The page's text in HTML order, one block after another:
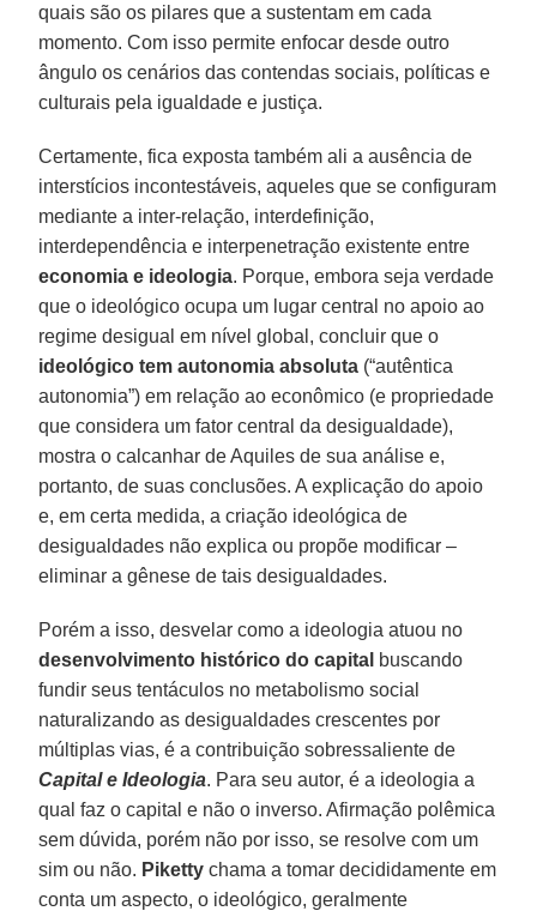
quais são os pilares que a sustentam em cada
momento. Com isso permite enfocar desde outro
ângulo os cenários das contendas sociais, políticas e
culturais pela igualdade e justiça.
Certamente, fica exposta também ali a ausência de
interstícios incontestáveis, aqueles que se configuram
mediante a inter-relação, interdefinição,
interdependência e interpenetração existente entre
economia e ideologia. Porque, embora seja verdade
que o ideológico ocupa um lugar central no apoio ao
regime desigual em nível global, concluir que o
ideológico tem autonomia absoluta (“autêntica
autonomia”) em relação ao econômico (e propriedade
que considera um fator central da desigualdade),
mostra o calcanhar de Aquiles de sua análise e,
portanto, de suas conclusões. A explicação do apoio
e, em certa medida, a criação ideológica de
desigualdades não explica ou propõe modificar –
eliminar a gênese de tais desigualdades.
Porém a isso, desvelar como a ideologia atuou no
desenvolvimento histórico do capital buscando
fundir seus tentáculos no metabolismo social
naturalizando as desigualdades crescentes por
múltiplas vias, é a contribuição sobressaliente de
Capital e Ideologia. Para seu autor, é a ideologia a
qual faz o capital e não o inverso. Afirmação polêmica
sem dúvida, porém não por isso, se resolve com um
sim ou não. Piketty chama a tomar decididamente em
conta um aspecto, o ideológico, geralmente